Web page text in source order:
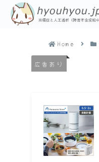
Home
広告あり